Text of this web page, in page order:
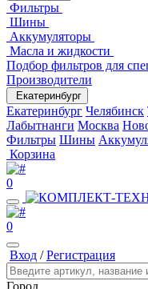
Фильтры
Шины
Аккумуляторы
Масла и жидкости
Подбор фильтров для
Производители
Екатеринбург
Екатеринбург Челябинск
Лабытнанги Москва
Фильтры Шины
Корзина
0
0
Вход /Регистрация
Город